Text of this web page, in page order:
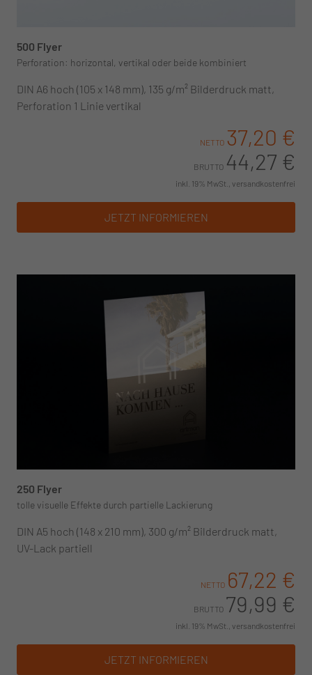
500 Flyer
Perforation: horizontal, vertikal oder beide kombiniert
DIN A6 hoch (105 x 148 mm), 135 g/m² Bilderdruck matt,
Perforation 1 Linie vertikal
NETTO 37,20 €
BRUTTO 44,27 €
inkl. 19% MwSt., versandkostenfrei
JETZT INFORMIEREN
250 Flyer
tolle visuelle Effekte durch partielle Lackierung
DIN A5 hoch (148 x 210 mm), 300 g/m² Bilderdruck matt,
UV-Lack partiell
NETTO 67,22 €
BRUTTO 79,99 €
inkl. 19% MwSt., versandkostenfrei
JETZT INFORMIEREN